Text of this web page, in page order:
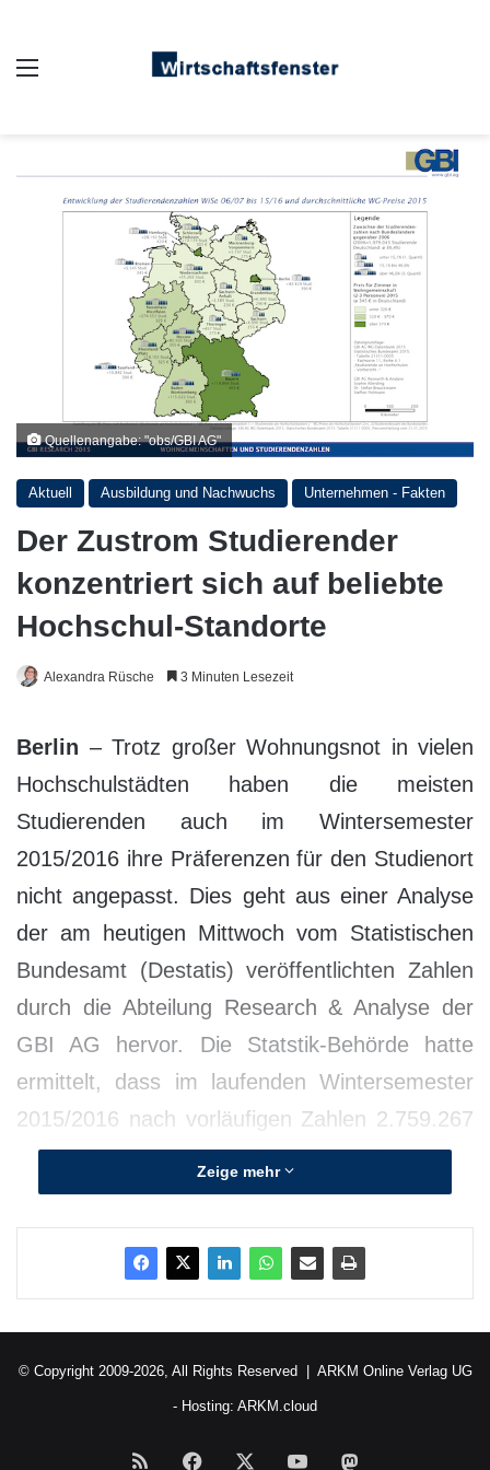
Quellenangabe: "obs/GBI AG"
Aktuell Ausbildung und Nachwuchs Unternehmen - Fakten
Der Zustrom Studierender
konzentriert sich auf beliebte
Hochschul-Standorte
Alexandra Rüsche 3 Minuten Lesezeit
Berlin – Trotz großer Wohnungsnot in vielen
Hochschulstädten haben die meisten
Studierenden auch im Wintersemester
2015/2016 ihre Präferenzen für den Studienort
nicht angepasst. Dies geht aus einer Analyse
der am heutigen Mittwoch vom Statistischen
Bundesamt (Destatis) veröffentlichten Zahlen
durch die Abteilung Research & Analyse der
GBI AG hervor. Die Statstik-Behörde hatte
ermittelt, dass im laufenden Wintersemester
2015/2016 nach vorläufigen Zahlen 2.759.267
Studentinnen und Studenten an deutschen
Hochschulen eingeschrieben waren.
Gegenüber dem Wintersemester 2014/2015
erhöhte sich die Zahl damit nach diesen ersten
Ergebnissen um rund 60.000, also um weitere
Zeige mehr
© Copyright 2009-2026, All Rights Reserved | ARKM Online Verlag UG
- Hosting: ARKM.cloud
RSS Facebook YouTube